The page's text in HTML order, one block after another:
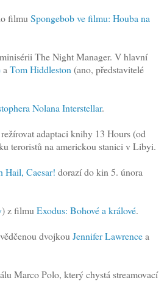
filmu Spongebob ve filmu: Houba na
The Night Manager. V hlavní
a Tom Hiddleston (ano, představitelé
Nolana Interstellar.
adaptaci knihy 13 Hours (od
teroristů na americkou stanici v Libyi.
Hail, Caesar! dorazí do kin 5. února
) z filmu Exodus: Bohové a králové.
dvojkou Jennifer Lawrencea
Marco Polo, který chystá streamovací